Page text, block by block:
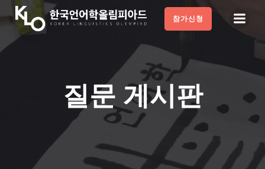
Skip
to
content
참가신청
질문 게시판